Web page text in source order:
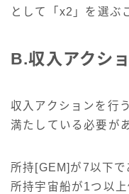
として「x2」を選ぶ
B.収入アクシ
収入アクションを行
満たしている必要が
所持[GEM]が7以下で
所持宇宙船が1つ以